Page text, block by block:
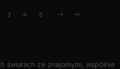
3 4 5
światach ze znajomymi, wspólnie